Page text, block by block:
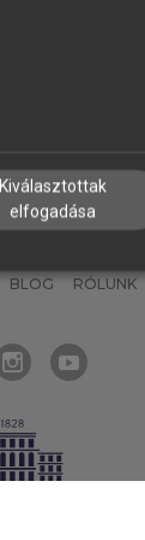
BLOG RÓLUNK
Kiválasztottak
elfogadása